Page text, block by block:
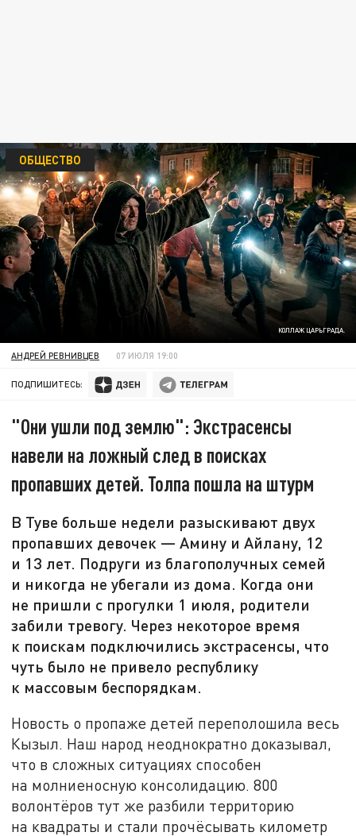
КОЛЛАЖ ЦАРЬГРАДА.
ОБЩЕСТВО
АНДРЕЙ РЕВНИВЦЕВ 07 ИЮЛЯ 19:00
ПОДПИШИТЕСЬ:
"Они ушли под землю": Экстрасенсы
навели на ложный след в поисках
пропавших детей. Толпа пошла на штурм
В Туве больше недели разыскивают двух
пропавших девочек — Амину и Айлану, 12
и 13 лет. Подруги из благополучных семей
и никогда не убегали из дома. Когда они
не пришли с прогулки 1 июля, родители
забили тревогу. Через некоторое время
к поискам подключились экстрасенсы, что
чуть было не привело республику
к массовым беспорядкам.
Новость о пропаже детей переполошила весь
Кызыл. Наш народ неоднократно доказывал,
что в сложных ситуациях способен
на молниеносную консолидацию. 800
волонтёров тут же разбили территорию
на квадраты и стали прочёсывать километр